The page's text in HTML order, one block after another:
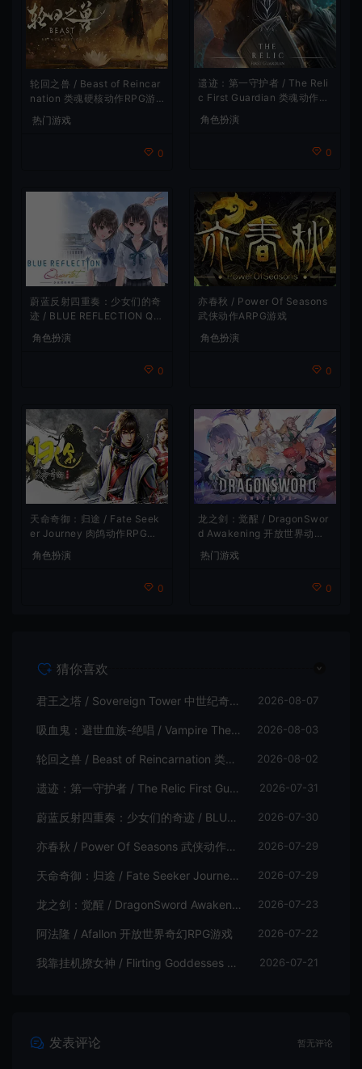
轮回之兽 / Beast of Reincar
nation 类魂硬核动作RPG游
热门游戏
0
遗迹：第一守护者 / The Reli
c First Guardian 类魂动作R
PG游戏
角色扮演
0
蔚蓝反射四重奏：少女们的奇
迹 / BLUE REFLECTION Qu
artet 卡通回合制RPG游戏
角色扮演
0
亦春秋 / Power Of Seasons
武侠动作ARPG游戏
角色扮演
0
天命奇御：归途 / Fate Seek
er Journey 肉鸽动作RPG游
戏
角色扮演
0
龙之剑：觉醒 / DragonSwor
d Awakening 开放世界动作R
热门游戏
0
猜你喜欢
君王之塔 / Sovereign Tower 中世纪奇幻模拟RPG游戏 2026-08-07
吸血鬼：避世血族-绝唱 / Vampire The Masquerade Swansong 2026-08-03
轮回之兽 / Beast of Reincarnation 类魂硬核动作RPG游戏 2026-08-02
遗迹：第一守护者 / The Relic First Guardian 类魂动作RPG游戏 2026-07-31
蔚蓝反射四重奏：少女们的奇迹 / BLUE REFLECTION Quartet 卡通回合制RPG游戏 2026-07-30
亦春秋 / Power Of Seasons 武侠动作ARPG游戏 2026-07-29
天命奇御：归途 / Fate Seeker Journey 肉鸽动作RPG游戏 2026-07-29
龙之剑：觉醒 / DragonSword Awakening 开放世界动作RPG游戏 2026-07-23
阿法隆 / Afallon 开放世界奇幻RPG游戏 2026-07-22
我靠挂机撩女神 / Flirting Goddesses by AFK 休闲放置RPG游戏 2026-07-21
发表评论 暂无评论